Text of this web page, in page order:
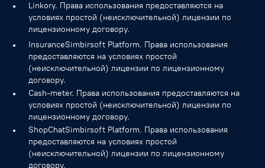
Linkory. Права использования предоставляются на
условиях простой (неисключительной) лицензии по
лицензионному договору.
InsuranceSimbirsoft Platform. Права использования
предоставляются на условиях простой
(неисключительной) лицензии по лицензионному
договору.
Cash-meter. Права использования предоставляются на
условиях простой (неисключительной) лицензии по
лицензионному договору.
ShopChatSimbirsoft Platform. Права использования
предоставляются на условиях простой
(неисключительной) лицензии по лицензионному
договору.